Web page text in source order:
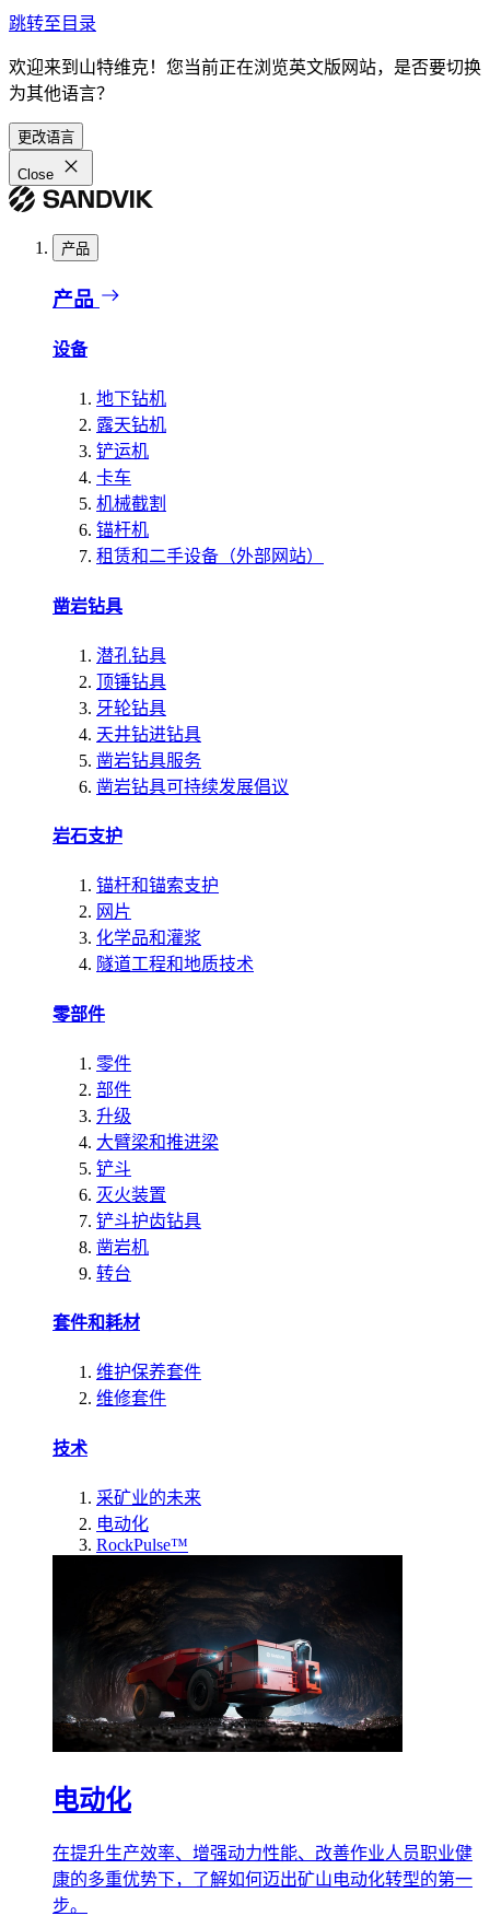
跳转至目录
欢迎来到山特维克！您当前正在浏览英文版网站，是否要切换
为其他语言？
更改语言
Close
产品
产品
设备
地下钻机
露天钻机
铲运机
卡车
机械截割
锚杆机
租赁和二手设备（外部网站）
凿岩钻具
潜孔钻具
顶锤钻具
牙轮钻具
天井钻进钻具
凿岩钻具服务
凿岩钻具可持续发展倡议
岩石支护
锚杆和锚索支护
网片
化学品和灌浆
隧道工程和地质技术
零部件
零件
部件
升级
大臂梁和推进梁
铲斗
灭火装置
铲斗护齿钻具
凿岩机
转台
套件和耗材
维护保养套件
维修套件
技术
采矿业的未来
电动化
RockPulse™
电动化
在提升生产效率、增强动力性能、改善作业人员职业健
康的多重优势下，了解如何迈出矿山电动化转型的第一
步。